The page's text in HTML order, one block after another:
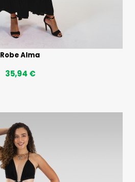
Robe Alma
35,94 €